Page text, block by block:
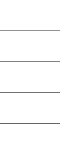
ムのみ）
み）
ームのみ）
ス付）